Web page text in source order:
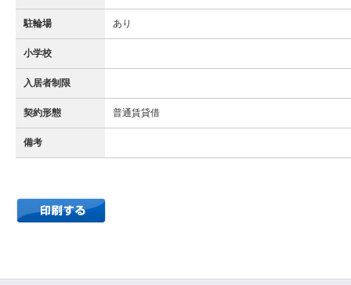
駐輪場 あり
小学校
入居者制限
契約形態 普通賃貸借
備考